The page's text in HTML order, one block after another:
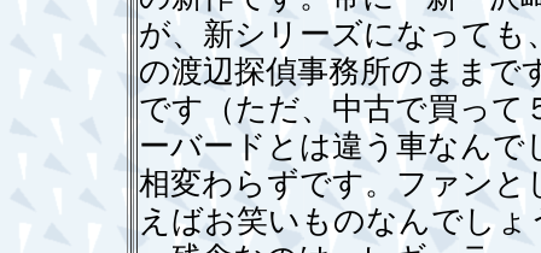
が、新シリーズになっても
の渡辺探偵事務所のままで
です（ただ、中古で買って
ーバードとは違う車なん
相変わらずです。ファンと
えばお笑いものなんでしょ